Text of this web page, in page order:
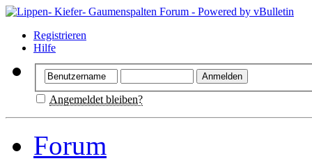
Registrieren
Hilfe
Angemeldet bleiben?
Forum